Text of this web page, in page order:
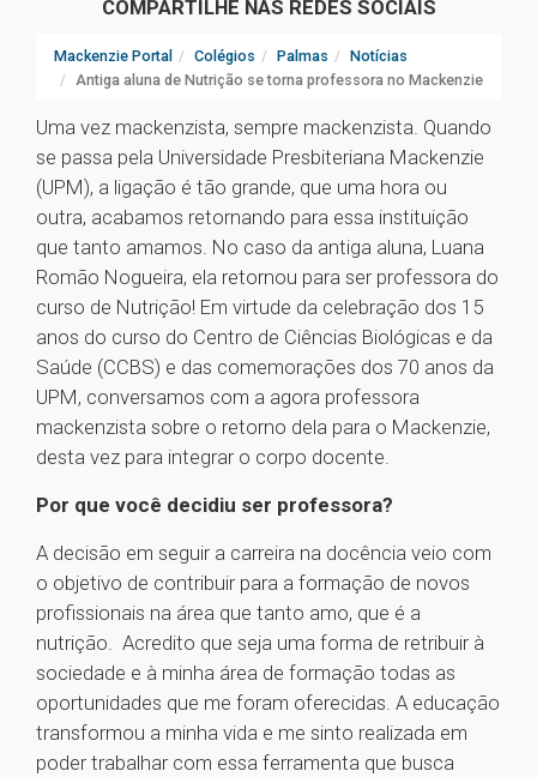
COMPARTILHE NAS REDES SOCIAIS
Mackenzie Portal Colégios Palmas
Notícias
Antiga aluna de Nutrição se torna professora no Mackenzie
Uma vez mackenzista, sempre mackenzista. Quando
se passa pela Universidade Presbiteriana Mackenzie
(UPM), a ligação é tão grande, que uma hora ou
outra, acabamos retornando para essa instituição
que tanto amamos. No caso da antiga aluna, Luana
Romão Nogueira, ela retornou para ser professora do
curso de Nutrição! Em virtude da celebração dos 15
anos do curso do Centro de Ciências Biológicas e da
Saúde (CCBS) e das comemorações dos 70 anos da
UPM, conversamos com a agora professora
mackenzista sobre o retorno dela para o Mackenzie,
desta vez para integrar o corpo docente.
Por que você decidiu ser professora?
A decisão em seguir a carreira na docência veio com
o objetivo de contribuir para a formação de novos
profissionais na área que tanto amo, que é a
nutrição. Acredito que seja uma forma de retribuir à
sociedade e à minha área de formação todas as
oportunidades que me foram oferecidas. A educação
transformou a minha vida e me sinto realizada em
poder trabalhar com essa ferramenta que busca